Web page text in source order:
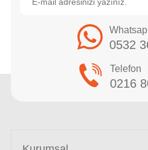
0532
Telefon
0216